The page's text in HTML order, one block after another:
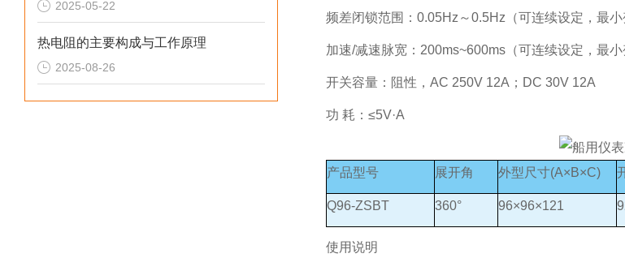
2025-05-22
热电阻的主要构成与工作原理
2025-08-26
频差闭锁范围：0.05Hz～0.5Hz（可连续设定，最
加速/减速脉宽：200ms~600ms（可连续设定，最
开关容量：阻性，AC 250V 12A；DC 30V 12A
功 耗：≤5V·A
产品型号 展开角 外型尺寸(A×B×C)
Q96-ZSBT 360° 96×96×121
使用说明